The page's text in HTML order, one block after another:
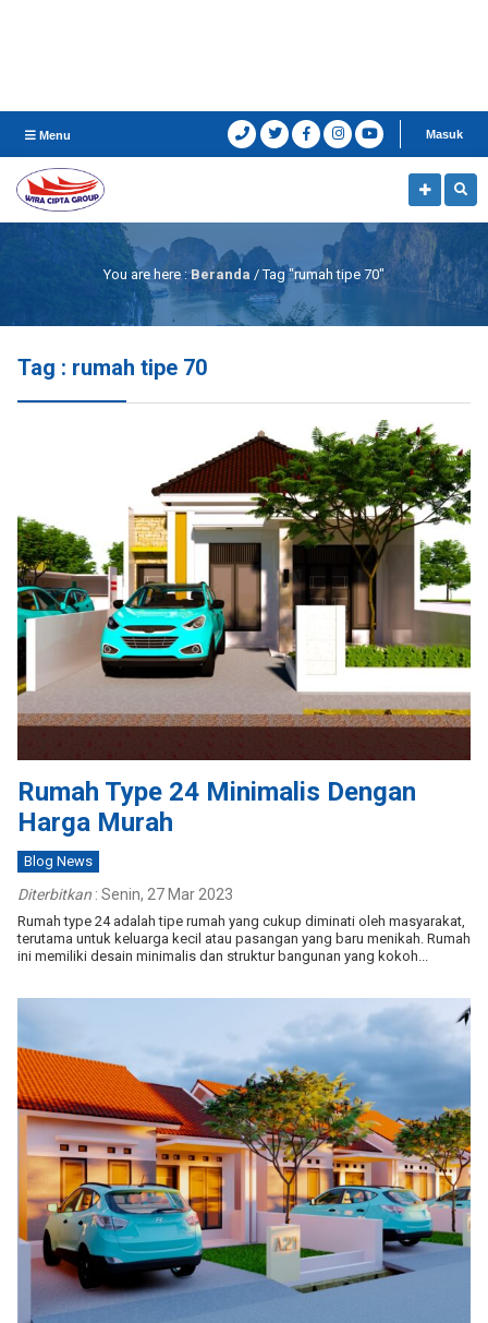
Menu Masuk
You are here :Beranda /Tag "rumah tipe 70"
Tag : rumah tipe 70
Rumah Type 24 Minimalis Dengan
Harga Murah
Blog News
Diterbitkan : Senin, 27 Mar 2023
Rumah type 24 adalah tipe rumah yang cukup diminati oleh masyarakat,
terutama untuk keluarga kecil atau pasangan yang baru menikah. Rumah
ini memiliki desain minimalis dan struktur bangunan yang kokoh...